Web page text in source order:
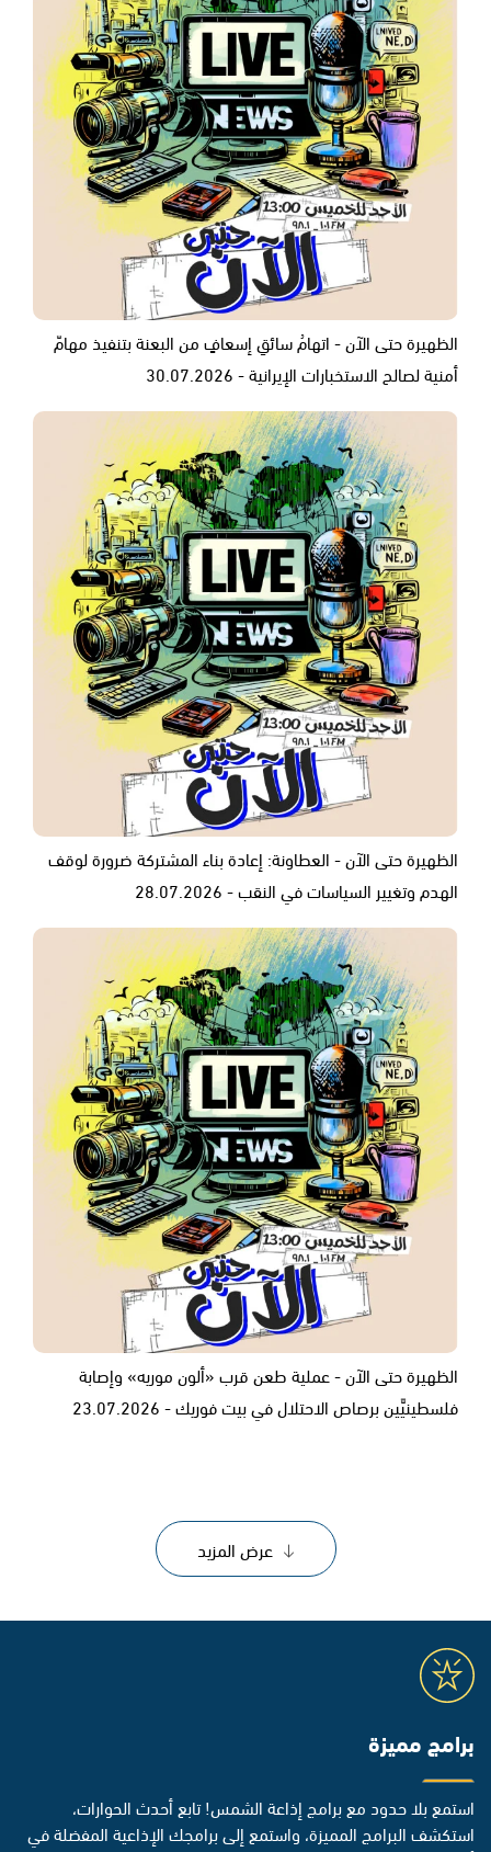
الظهيرة حتى الآن - اتهامُ سائقِ إسعافٍ من البعنة بتنفيذ مهامّ
أمنية لصالح الاستخبارات الإيرانية - 30.07.2026
الظهيرة حتى الآن - العطاونة: إعادة بناء المشتركة ضرورة لوقف
الهدم وتغيير السياسات في النقب - 28.07.2026
الظهيرة حتى الآن - عملية طعن قرب «ألون موريه» وإصابة
فلسطينيَّين برصاص الاحتلال في بيت فوريك - 23.07.2026
عرض المزيد
برامج مميزة
استمع بلا حدود مع برامج إذاعة الشمس! تابع أحدث الحوارات،
استكشف البرامج المميزة، واستمع إلى برامجك الإذاعية المفضلة في